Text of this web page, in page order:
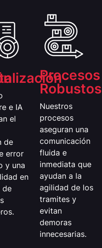
e IA
el
de
error
y una
en
de
Procesos
Robustos
Nuestros
procesos
aseguran una
comunicación
fluida e
inmediata que
ayudan a la
agilidad de los
tramites y
evitan
demoras
innecesarias.